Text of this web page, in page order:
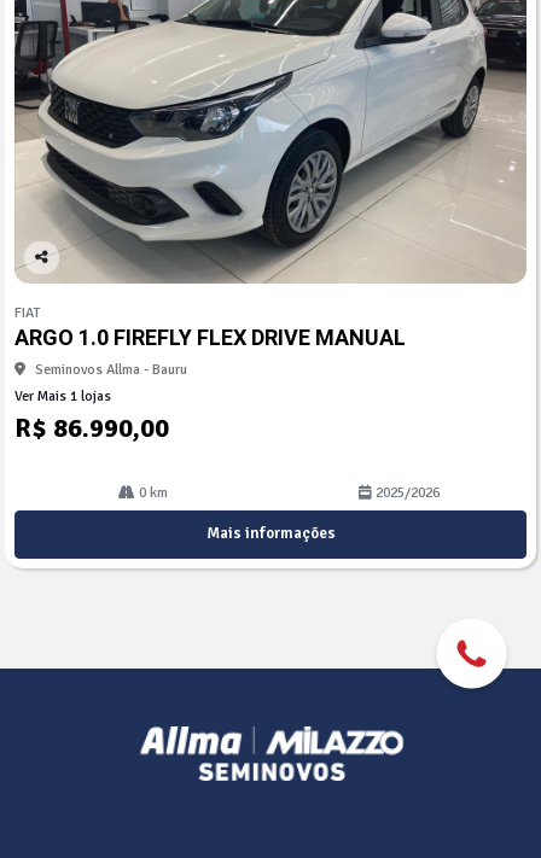
Co
arti
lhe
FIAT
ARGO 1.0 FIREFLY FLEX DRIVE MANUAL
Seminovos Allma - Bauru
Ver Mais 1 lojas
R$ 86.990,00
0 km 2025/2026
Mais informações